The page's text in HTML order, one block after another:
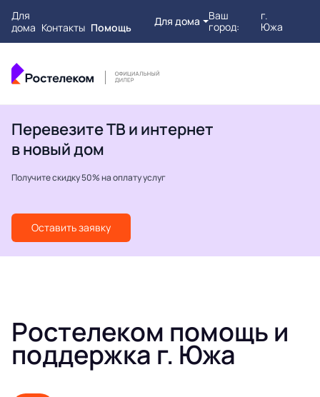
Для
дома Контакты Помощь Для дома
Ваш
город:
г.
Южа
Перевезите ТВ и интернет
в новый дом
Получите скидку 50% на оплату услуг
Оставить заявку
Ростелеком помощь и
поддержка г. Южа